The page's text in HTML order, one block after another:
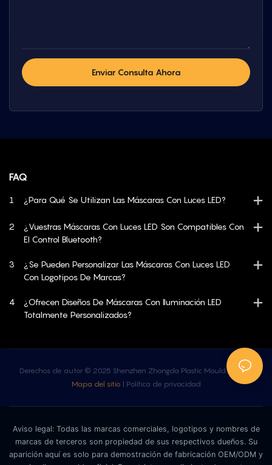
Enviar Consulta Ahora
FAQ
1 ¿Para Qué Se Utilizan Las Máscaras Con Luces LED?
2
¿Vuestras Máscaras Con Luces LED Son Compatibles Con
El Control Bluetooth?
3
¿Se Pueden Personalizar Las Máscaras Con Luces LED
Con Logotipos De Marcas?
4
¿Ofrecen Diseños De Máscaras Con Iluminación LED
Totalmente Personalizados?
Derechos de autor © 2025 Shenzhen Zhongda Plastic Mould.Co.Ltd. |
Mapa del sitio | Política de privacidad
Aviso legal: Todas las marcas comerciales, logotipos y nombres de
marcas de terceros son propiedad de sus respectivos dueños. Su
aparición aquí es solo para demostración de fabricación OEM/ODM y